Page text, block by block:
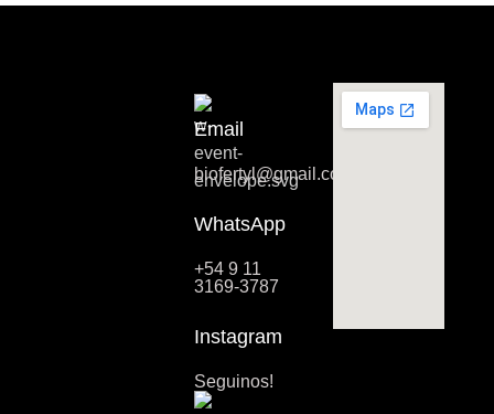
Email
biofertyl@gmail.com
WhatsApp
+54 9 11
3169-3787
Instagram
Seguinos!